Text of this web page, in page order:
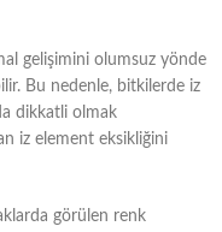
gelişimini olumsuz yönde
Bu nedenle, bitkilerde iz
dikkatli olmak
iz element eksikliğini
görülen renk